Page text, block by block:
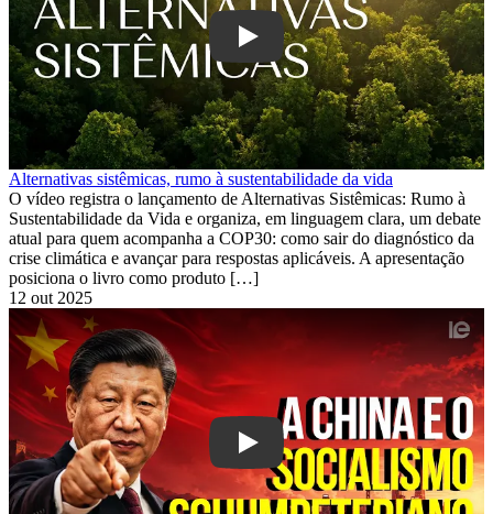
Play
Alternativas sistêmicas, rumo à sustentabilidade da vida
O vídeo registra o lançamento de Alternativas Sistêmicas: Rumo à
Sustentabilidade da Vida e organiza, em linguagem clara, um debate
atual para quem acompanha a COP30: como sair do diagnóstico da
crise climática e avançar para respostas aplicáveis. A apresentação
posiciona o livro como produto […]
12 out 2025
Play